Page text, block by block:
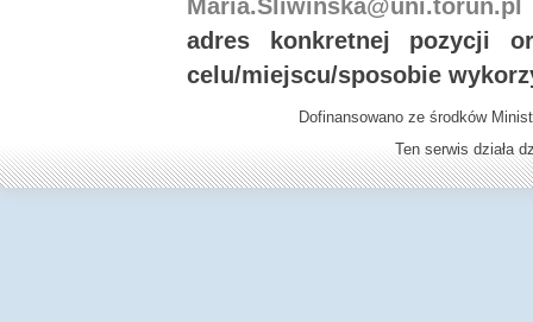
Maria.Sliwinska@uni.torun.pl
adres konkretnej pozycji
celu/miejscu/sposobie
Dofinansowano ze środków
Ten serwis działa